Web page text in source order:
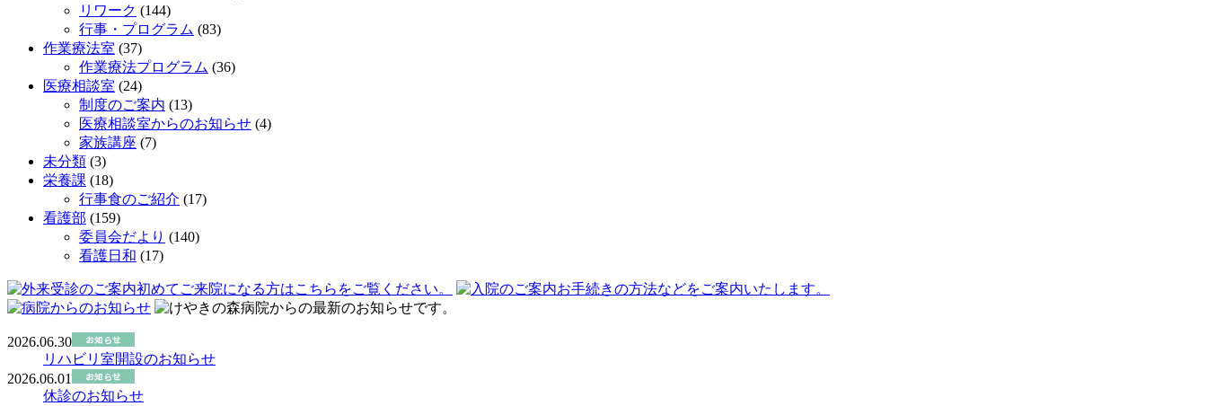
リワーク (144)
行事・プログラム (83)
作業療法室 (37)
作業療法プログラム (36)
医療相談室 (24)
制度のご案内 (13)
医療相談室からのお知らせ (4)
家族講座 (7)
未分類 (3)
栄養課 (18)
行事食のご紹介 (17)
看護部 (159)
委員会だより (140)
看護日和 (17)
2026.06.30
リハビリ室開設のお知らせ
2026.06.01
休診のお知らせ